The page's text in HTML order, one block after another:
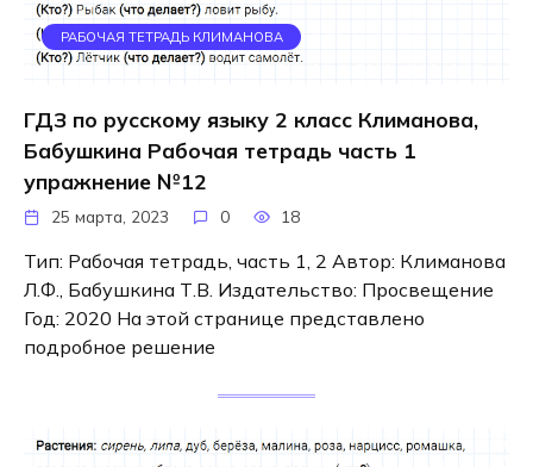
РАБОЧАЯ ТЕТРАДЬ КЛИМАНОВА
ГДЗ по русскому языку 2 класс Климанова,
Бабушкина Рабочая тетрадь часть 1
упражнение №12
25 марта, 2023 0 18
Тип: Рабочая тетрадь, часть 1, 2 Автор: Климанова
Л.Ф., Бабушкина Т.В. Издательство: Просвещение
Год: 2020 На этой странице представлено
подробное решение